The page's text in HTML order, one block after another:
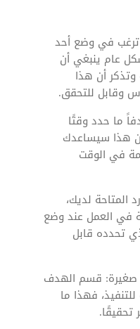
في وضع أحد
عام ينبغي أن
أن هذا
وقابل للتحقق.
ما حدد وقتًا
هذا سيساعدك
في الوقت
المتاحة لديك،
في العمل عند وضع
تحدده قابل
قسم الهدف
فهذا ما